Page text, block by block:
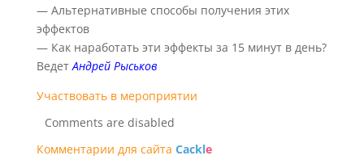
— Альтернативные способы получения этих
эффектов
— Как наработать эти эффекты за 15 минут в день?
ВедетАндрей Рыськов
Участвовать в мероприятии
Comments are disabled
Комментарии для сайта Cackle